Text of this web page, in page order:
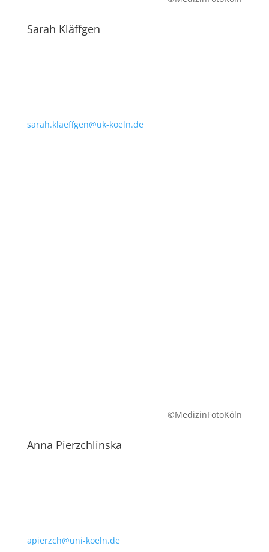
Sarah Kläffgen
sarah.klaeffgen@uk-koeln.de
©MedizinFotoKöln
Anna Pierzchlinska
apierzch@uni-koeln.de